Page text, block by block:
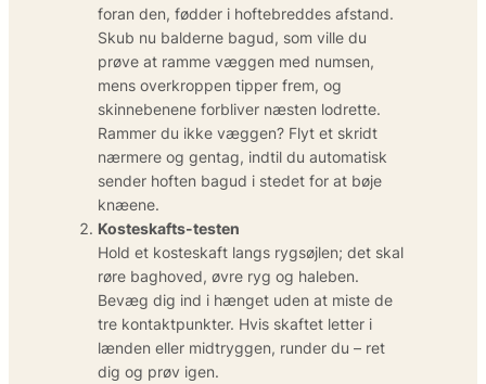
foran den, fødder i hoftebreddes afstand.
Skub nu balderne bagud, som ville du
prøve at ramme væggen med numsen,
mens overkroppen tipper frem, og
skinnebenene forbliver næsten lodrette.
Rammer du ikke væggen? Flyt et skridt
nærmere og gentag, indtil du automatisk
sender hoften bagud i stedet for at bøje
knæene.
Kosteskafts-testen
Hold et kosteskaft langs rygsøjlen; det skal
røre baghoved, øvre ryg og haleben.
Bevæg dig ind i hænget uden at miste de
tre kontaktpunkter. Hvis skaftet letter i
lænden eller midtryggen, runder du – ret
dig og prøv igen.